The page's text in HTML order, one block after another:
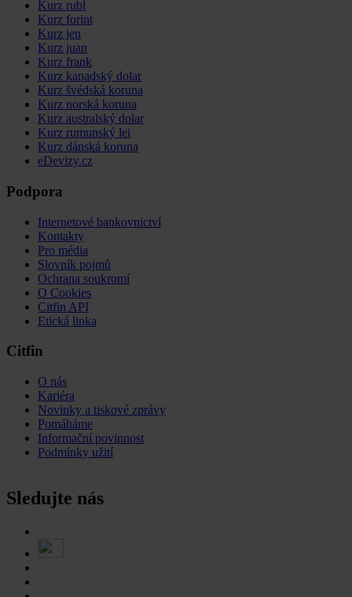
Kurz rubl
Kurz forint
Kurz jen
Kurz juan
Kurz frank
Kurz kanadský dolar
Kurz švédská koruna
Kurz norská koruna
Kurz australský dolar
Kurz rumunský lei
Kurz dánská koruna
eDevizy.cz
Podpora
Internetové bankovnictví
Kontakty
Pro média
Slovník pojmů
Ochrana soukromí
O Cookies
Citfin API
Etická linka
Citfin
O nás
Kariéra
Novinky a tiskové zprávy
Pomáháme
Informační povinnost
Podmínky užití
Sledujte nás